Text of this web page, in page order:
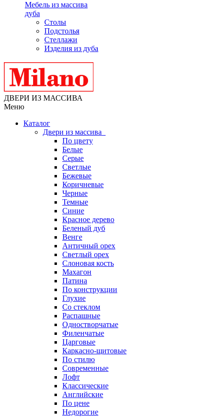
Мебель из массива
дуба
Столы
Подстолья
Стеллажи
Изделия из дуба
ДВЕРИ ИЗ МАССИВА
Меню
Каталог
Двери из массива
По цвету
Белые
Серые
Светлые
Бежевые
Коричневые
Черные
Темные
Синие
Красное дерево
Беленый дуб
Венге
Античный орех
Светлый орех
Слоновая кость
Махагон
Патина
По конструкции
Глухие
Со стеклом
Распашные
Одностворчатые
Филенчатые
Царговые
Каркасно-щитовые
По стилю
Современные
Лофт
Классические
Английские
По цене
Недорогие